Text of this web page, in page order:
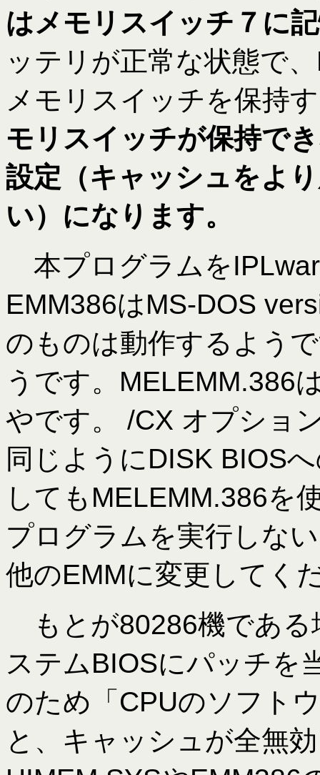
はメモリスイッチ７に
ッテリが正常な状態で
メモリスイッチを保持
モリスイッチが保持で
設定（キャッシュをよ
い）になります。
本プログラムを
EMM386はMS-DOS
のものは動作するよう
うです。MELEMM.386
やです。 /CX オプショ
同じようにDISK BIOS
してもMELEMM.386を
プログラムを実行しな
他のEMMに変更してく
もとが80286機である
ステムBIOSにパッチを
のため「CPUのソフト
と、キャッシュが全無